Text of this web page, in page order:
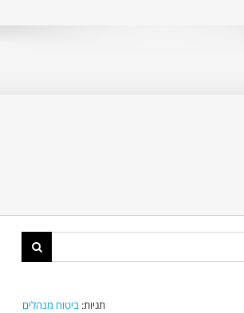
תגיות: ביטוח מנהלים